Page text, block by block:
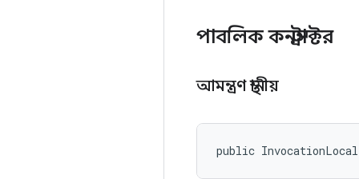
পাবলিক কনস্ট্রাক্টর
আমন্ত্রণ স্থানীয়
public